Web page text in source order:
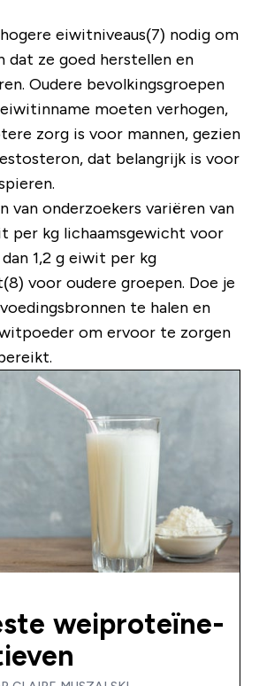
eiwitniveaus(7) nodig om
dat ze goed herstellen en
Oudere bevolkingsgroepen
moeten verhogen,
zorg is voor mannen, gezien
dat belangrijk is voor
van onderzoekers variëren van
per kg lichaamsgewicht voor
1,2 g eiwit per kg
voor oudere groepen. Doe je
te halen en
om ervoor te zorgen
weiproteïne-